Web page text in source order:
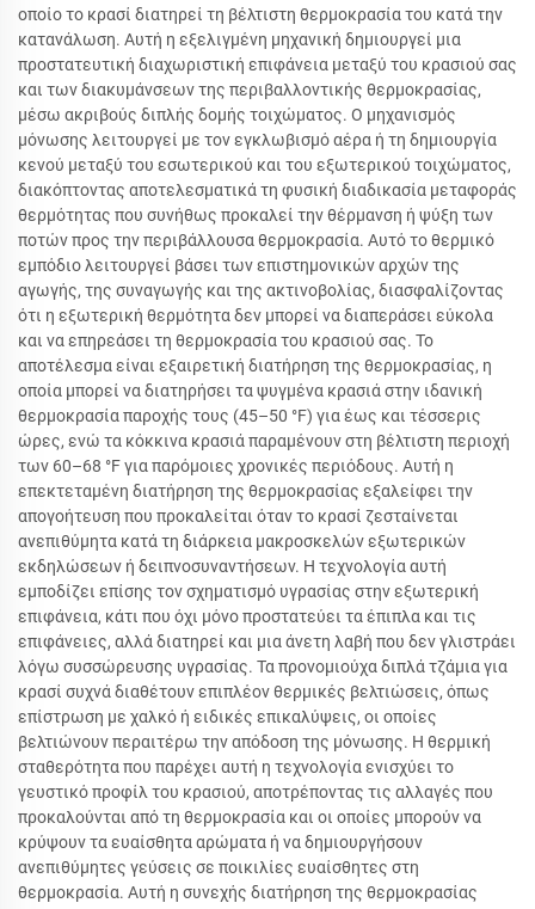
οποίο το κρασί διατηρεί τη βέλτιστη θερμοκρασία του κατά την
κατανάλωση. Αυτή η εξελιγμένη μηχανική δημιουργεί μια
προστατευτική διαχωριστική επιφάνεια μεταξύ του κρασιού σας
και των διακυμάνσεων της περιβαλλοντικής θερμοκρασίας,
μέσω ακριβούς διπλής δομής τοιχώματος. Ο μηχανισμός
μόνωσης λειτουργεί με τον εγκλωβισμό αέρα ή τη δημιουργία
κενού μεταξύ του εσωτερικού και του εξωτερικού τοιχώματος,
διακόπτοντας αποτελεσματικά τη φυσική διαδικασία μεταφοράς
θερμότητας που συνήθως προκαλεί την θέρμανση ή ψύξη των
ποτών προς την περιβάλλουσα θερμοκρασία. Αυτό το θερμικό
εμπόδιο λειτουργεί βάσει των επιστημονικών αρχών της
αγωγής, της συναγωγής και της ακτινοβολίας, διασφαλίζοντας
ότι η εξωτερική θερμότητα δεν μπορεί να διαπεράσει εύκολα
και να επηρεάσει τη θερμοκρασία του κρασιού σας. Το
αποτέλεσμα είναι εξαιρετική διατήρηση της θερμοκρασίας, η
οποία μπορεί να διατηρήσει τα ψυγμένα κρασιά στην ιδανική
θερμοκρασία παροχής τους (45–50 °F) για έως και τέσσερις
ώρες, ενώ τα κόκκινα κρασιά παραμένουν στη βέλτιστη περιοχή
των 60–68 °F για παρόμοιες χρονικές περιόδους. Αυτή η
επεκτεταμένη διατήρηση της θερμοκρασίας εξαλείφει την
απογοήτευση που προκαλείται όταν το κρασί ζεσταίνεται
ανεπιθύμητα κατά τη διάρκεια μακροσκελών εξωτερικών
εκδηλώσεων ή δειπνοσυναντήσεων. Η τεχνολογία αυτή
εμποδίζει επίσης τον σχηματισμό υγρασίας στην εξωτερική
επιφάνεια, κάτι που όχι μόνο προστατεύει τα έπιπλα και τις
επιφάνειες, αλλά διατηρεί και μια άνετη λαβή που δεν γλιστράει
λόγω συσσώρευσης υγρασίας. Τα προνομιούχα διπλά τζάμια για
κρασί συχνά διαθέτουν επιπλέον θερμικές βελτιώσεις, όπως
επίστρωση με χαλκό ή ειδικές επικαλύψεις, οι οποίες
βελτιώνουν περαιτέρω την απόδοση της μόνωσης. Η θερμική
σταθερότητα που παρέχει αυτή η τεχνολογία ενισχύει το
γευστικό προφίλ του κρασιού, αποτρέποντας τις αλλαγές που
προκαλούνται από τη θερμοκρασία και οι οποίες μπορούν να
κρύψουν τα ευαίσθητα αρώματα ή να δημιουργήσουν
ανεπιθύμητες γεύσεις σε ποικιλίες ευαίσθητες στη
θερμοκρασία. Αυτή η συνεχής διατήρηση της θερμοκρασίας